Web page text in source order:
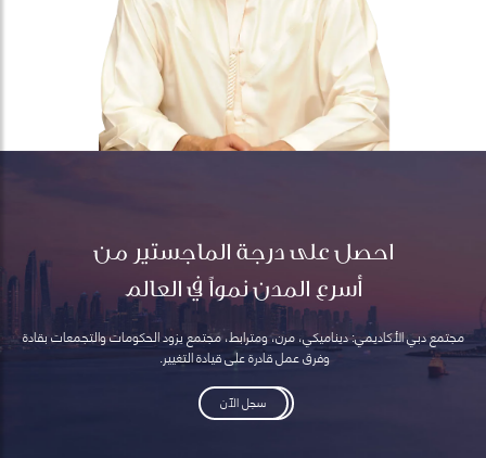
احصل على درجة الماجستير من
أسرع المدن نمواً في العالم
مجتمع دبي الأكاديمي: ديناميكي، مرن، ومترابط، مجتمع يزود الحكومات والتجمعات بقادة
وفرق عمل قادرة على قيادة التغيير.
سجل الآن